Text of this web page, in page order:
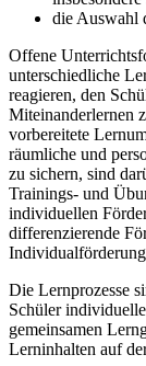
die Auswahl
Offene
unterschiedliche
reagieren, den
Miteinanderlernen
vorbereitete
räumliche und
zu sichern, sind
Trainings- und
individuellen
differenzierende
Die Lernprozesse
Schüler
gemeinsamen
Lerninhalten auf